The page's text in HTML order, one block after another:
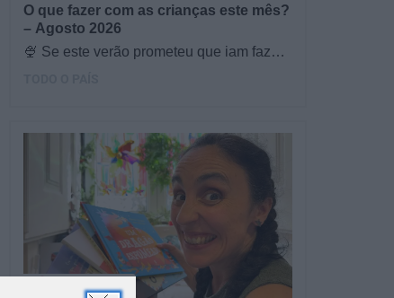
O que fazer com as crianças este mês?
– Agosto 2026
🍨 Se este verão prometeu que iam fazer
PARA BEBÉS